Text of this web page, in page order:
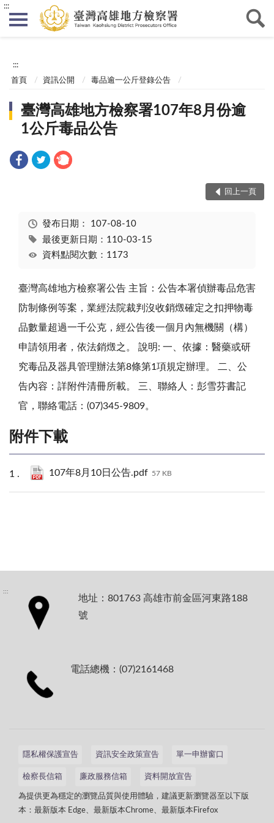
:::
:::
首頁 資訊公開 毒品逾一公斤登錄公告
臺灣高雄地方檢察署107年8月份逾
1公斤毒品公告
回上一頁
發布日期： 107-08-10
最後更新日期：110-03-15
資料點閱次數：1173
臺灣高雄地方檢察署公告 主旨：公告本署偵辦毒品危害
防制條例等案，業經法院裁判沒收銷燬確定之扣押物毒
品數量超過一千公克，經公告後一個月內無機關（構）
申請領用者，依法銷燬之。 說明: 一、依據：醫藥或研
究毒品及器具管理辦法第8條第1項規定辦理。 二、公
告內容：詳附件清冊所載。 三、聯絡人：彭雪芬書記
官，聯絡電話：(07)345-9809。
附件下載
107年8月10日公告.pdf 57 KB
:::
地址：801763 高雄市前金區河東路188
號
電話總機：(07)2161468
隱私權保護宣告 資訊安全政策宣告 單一申辦窗口
檢察長信箱 廉政服務信箱 資料開放宣告
為提供更為穩定的瀏覽品質與使用體驗，建議更新瀏覽器至以下版
本：最新版本 Edge、最新版本Chrome、最新版本Firefox